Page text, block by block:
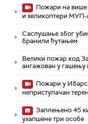
Пожари на више
и хеликоптери МУП-
Саслушање због
бранили ћутањем
Велики пожар код
ангажован у гашењу
Пожари у
неприступачан терен
Заплењено 45
ухапшене три особе